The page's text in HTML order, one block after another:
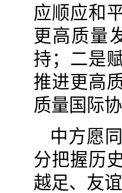
应顺应和
更高质量
持；二是
推进更高
质量国际
中方愿
分把握历
越足、友